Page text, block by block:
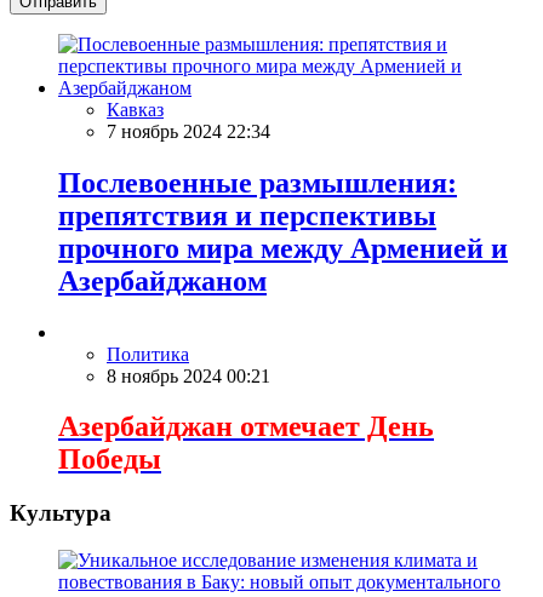
Кавказ
7 ноябрь 2024 22:34
Послевоенные размышления:
препятствия и перспективы
прочного мира между Арменией и
Азербайджаном
Политика
8 ноябрь 2024 00:21
Азербайджан отмечает День
Победы
Культура